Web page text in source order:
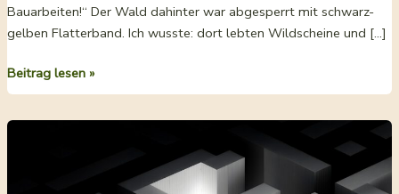
Bauarbeiten!“ Der Wald dahinter war abgesperrt mit schwarz-
gelben Flatterband. Ich wusste: dort lebten Wildscheine und […]
Träume
sind
Beitrag lesen »